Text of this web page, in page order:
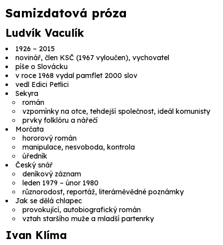
Samizdatová próza
Ludvík Vaculík
1926 – 2015
novinář, člen KSČ (1967 vyloučen), vychovatel
píše o Slovácku
v roce 1968 vydal pamflet 2000 slov
vedl Edici Petlici
Sekyra
román
vzpomínky na otce, tehdejší společnost, ideál komunisty
prvky folklóru a nářečí
Morčata
hororový román
manipulace, nesvoboda, kontrola
úředník
Český snář
deníkový záznam
leden 1979 – únor 1980
různorodost, reportáž, literárněvědné poznámky
Jak se dělá chlapec
provokující, autobiografický román
vztah staršího muže a mladší partenrky
Ivan Klíma